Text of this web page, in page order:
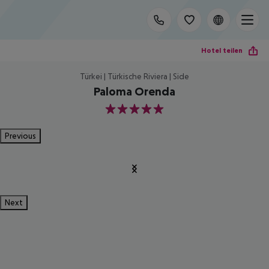
Hotel teilen
Türkei | Türkische Riviera | Side
Paloma Orenda
5
Previous
Next